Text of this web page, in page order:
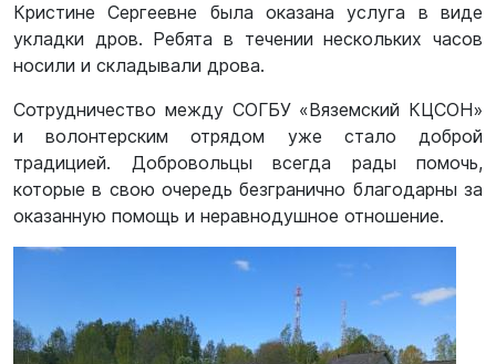
Кристине Сергеевне была оказана услуга в виде
укладки дров. Ребята в течении нескольких часов
носили и складывали дрова.
Сотрудничество между СОГБУ «Вяземский КЦСОН»
и волонтерским отрядом уже стало доброй
традицией. Добровольцы всегда рады помочь,
которые в свою очередь безгранично благодарны за
оказанную помощь и неравнодушное отношение.